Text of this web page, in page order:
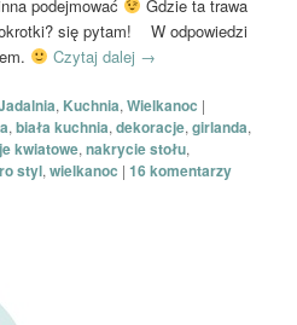
podejmować
Gdzie ta trawa
się pytam! W odpowiedzi
Czytaj dalej →
, Kuchnia,Wielkanoc |
,biała kuchnia,dekoracje,girlanda,
kwiatowe,nakrycie stołu,
styl,wielkanoc |16komentarzy